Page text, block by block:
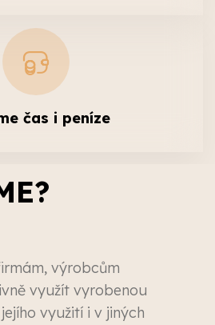
čas i peníze
výrobcům
využít vyrobenou
využití i v jiných